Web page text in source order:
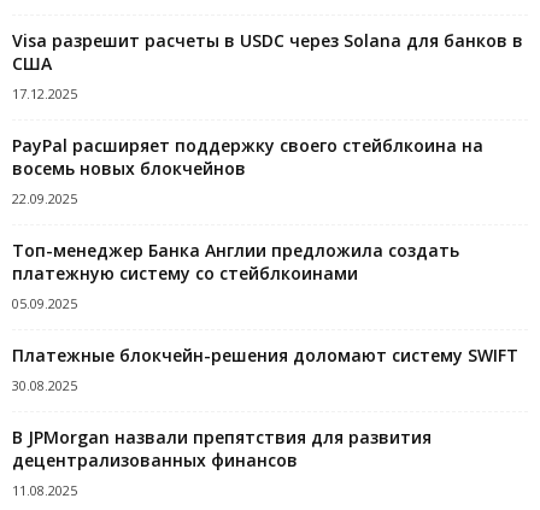
Visa разрешит расчеты в USDC через Solana для банков в
США
17.12.2025
PayPal расширяет поддержку своего стейблкоина на
восемь новых блокчейнов
22.09.2025
Топ-менеджер Банка Англии предложила создать
платежную систему со стейблкоинами
05.09.2025
Платежные блокчейн-решения доломают систему SWIFT
30.08.2025
В JPMorgan назвали препятствия для развития
децентрализованных финансов
11.08.2025